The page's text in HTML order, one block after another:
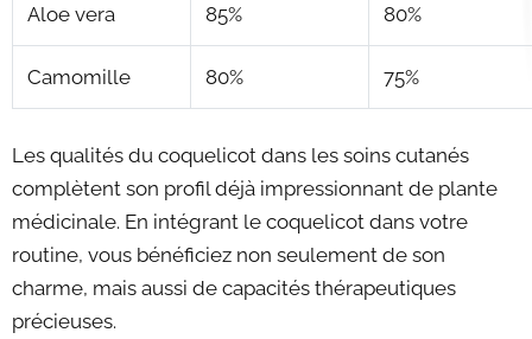
Aloe vera 85% 80%
Camomille 80% 75%
Les qualités du coquelicot dans les soins cutanés
complètent son profil déjà impressionnant de plante
médicinale. En intégrant le coquelicot dans votre
routine, vous bénéficiez non seulement de son
charme, mais aussi de capacités thérapeutiques
précieuses.